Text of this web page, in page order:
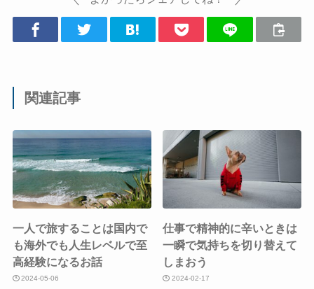
関連記事
一人で旅することは国内で
も海外でも人生レベルで至
高経験になるお話
2024-05-06
仕事で精神的に辛いときは
一瞬で気持ちを切り替えて
しまおう
2024-02-17